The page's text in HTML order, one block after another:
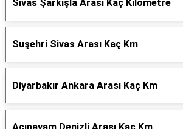
Sivas Şarkışla Arası Kaç Kilometre
Suşehri Sivas Arası Kaç Km
Diyarbakır Ankara Arası Kaç Km